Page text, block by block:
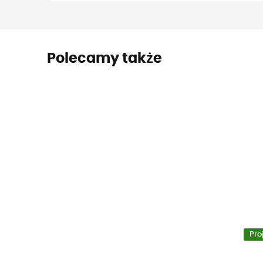
Polecamy także